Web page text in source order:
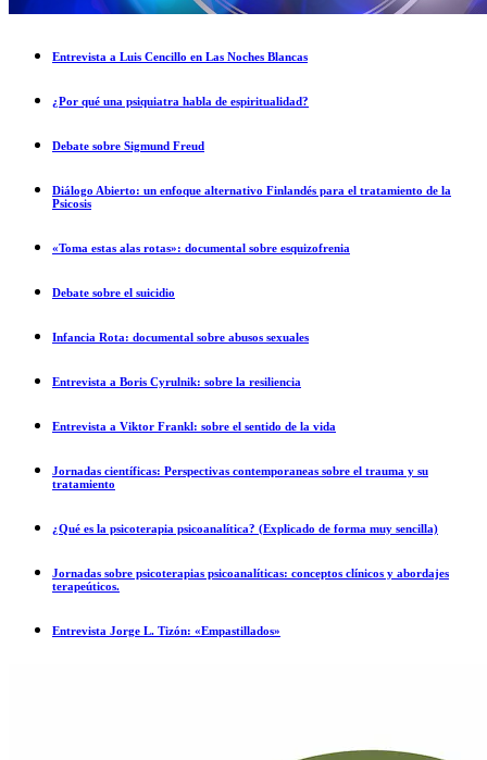
Entrevista a Luis Cencillo en Las Noches Blancas
¿Por qué una psiquiatra habla de espiritualidad?
Debate sobre Sigmund Freud
Diálogo Abierto: un enfoque alternativo Finlandés para el tratamiento de la
Psicosis
«Toma estas alas rotas»: documental sobre esquizofrenia
Debate sobre el suicidio
Infancia Rota: documental sobre abusos sexuales
Entrevista a Boris Cyrulnik: sobre la resiliencia
Entrevista a Viktor Frankl: sobre el sentido de la vida
Jornadas científicas: Perspectivas contemporaneas sobre el trauma y su
tratamiento
¿Qué es la psicoterapia psicoanalítica? (Explicado de forma muy sencilla)
Jornadas sobre psicoterapias psicoanalíticas: conceptos clínicos y abordajes
terapeúticos.
Entrevista Jorge L. Tizón: «Empastillados»